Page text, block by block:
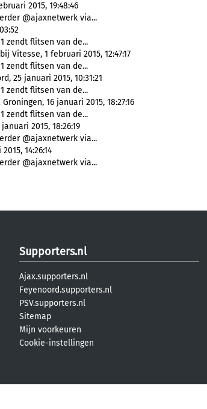
2015, 19:48:46
@ajaxnetwerk via...
zendt flitsen van de...
1 februari 2015, 12:47:17
zendt flitsen van de...
25 januari 2015, 10:31:21
zendt flitsen van de...
16 januari 2015, 18:27:16
zendt flitsen van de...
2015, 18:26:19
@ajaxnetwerk via...
14:26:14
@ajaxnetwerk via...
Supporters.nl
Ajax.supporters.nl
Feyenoord.supporters.nl
PSV.supporters.nl
Sitemap
Mijn voorkeuren
Cookie-instellingen